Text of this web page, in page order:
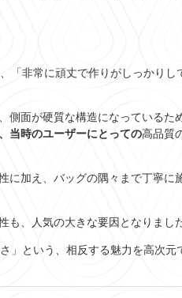
「非常に頑丈で作りがしっかり
側面が硬質な構造になっているた
当時のユーザーにとっての高品質
に加え、バッグの隅々まで丁寧に
、人気の大きな要因となりまし
」という、相反する魅力を高次